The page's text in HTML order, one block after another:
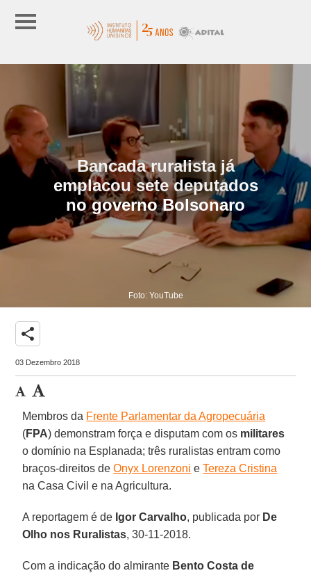
Bancada ruralista já
emplacou sete deputados
no governo Bolsonaro
Foto: YouTube
share
03 Dezembro 2018
Membros da Frente Parlamentar da Agropecuária
(FPA) demonstram força e disputam com os militares
o domínio na Esplanada; três ruralistas entram como
braços-direitos deOnyx Lorenzoni eTereza Cristina
na Casa Civil e na Agricultura.
A reportagem é de Igor Carvalho, publicada por De
Olho nos Ruralistas, 30-11-2018.
Com a indicação do almirante Bento Costa de